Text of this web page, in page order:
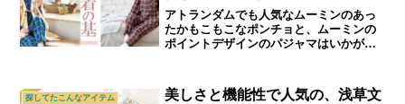
アトランダムでも人気なムーミンのあっ
たかもこもこなポンチョと、ムーミンの
ポイントデザインのパジャマはいかがで
「アトランダム」
探してたこんなアイテム
美しさと機能性で人気の、浅草文